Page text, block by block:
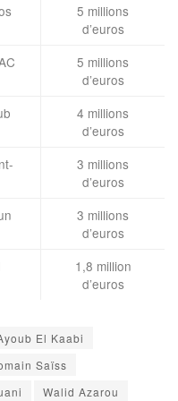
5 millions
d’euros
5 millions
d’euros
4 millions
d’euros
3 millions
d’euros
3 millions
d’euros
1,8 million
d’euros
El Kaabi
Saïss
Walid Azarou